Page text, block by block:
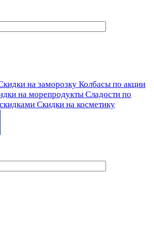
на заморозку Колбасы по акции
на морепродукты Сладости по
Скидки на косметику